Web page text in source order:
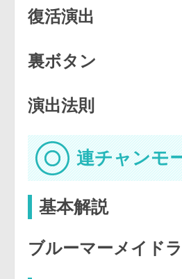
復活演出
裏ボタン
演出法則
連チャンモ
基本解説
ブルーマーメイド